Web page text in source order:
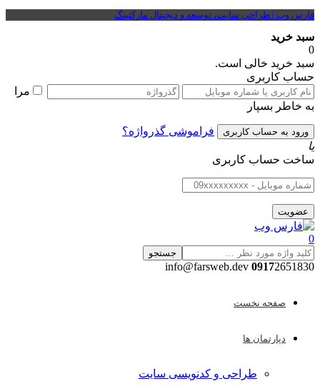
فارس وب | طراحی سایت، توسعه و دیجیتال مارکتینگ
سبد خرید
0
سبد خرید خالی است.
حساب کاربری
مرا
به خاطر بسپار
فراموشی گذرواژه؟
یا
ساخت حساب کاربری
0
جستجو
09172651830 info@farsweb.dev
صفحه نخست
دپارتمان ها
طراحی و کدنویسی سایت